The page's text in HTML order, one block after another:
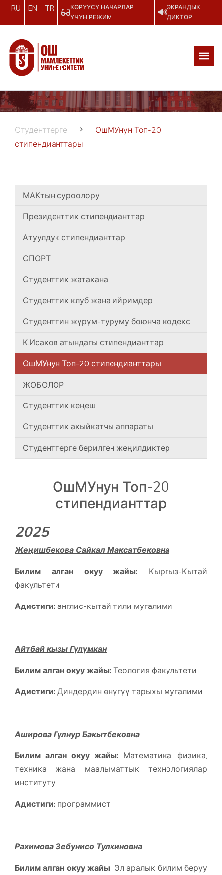
RU EN TR
КӨРҮҮСҮ НАЧАРЛАР
ҮЧҮН РЕЖИМ
ЭКРАНДЫК
ДИКТОР
Студенттерге
ОшМУнун Топ-20
стипендианттары
МАКтын суроолору
Президенттик стипендианттар
Атуулдук стипендианттар
СПОРТ
Студенттик жатакана
Студенттик клуб жана ийримдер
Студенттин жүрүм-туруму боюнча кодекс
К.Исаков атындагы стипендианттар
ОшМУнун Топ-20 стипендианттары
ЖОБОЛОР
Студенттик кеңеш
Студенттик акыйкатчы аппараты
Студенттерге берилген жеңилдиктер
ОшМУнун Топ-20
стипендианттар
2025
Жеңишбекова Сайкал Максатбековна
Билим алган окуу жайы: Кыргыз-Кытай
факультети
Адистиги: англис-кытай тили мугалими
Айтбай кызы Гүлүмкан
Билим алган окуу жайы: Теология факультети
Адистиги: Диндердин өнүгүү тарыхы мугалими
Аширова Гүлнур Бакытбековна
Билим алган окуу жайы: Математика, физика,
техника жана маалыматтык технологиялар
институту
Адистиги: программист
Рахимова Зебунисо Тулкиновна
Билим алган окуу жайы: Эл аралык билим беруу